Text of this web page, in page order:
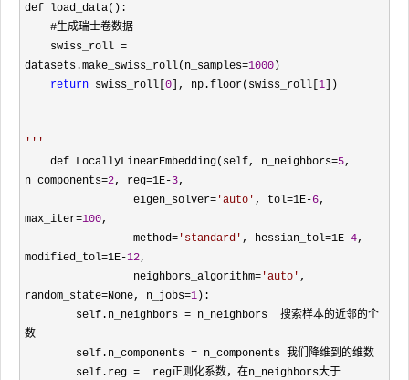
def load_data():
    swiss_roll
=
datasets.make_swiss_roll(n_samples=1000 )
return swiss_roll[ 0 ], np.floor(swiss_roll[ 1 ])
    def LocallyLinearEmbedding(self, n_neighbors=
5,
n_components=2, reg=1E-3,
                 eigen_solver
= 'auto ' , tol=1E-6,
max_iter=100,
                 method
= ' standard ' , hessian_tol=1E-4,
modified_tol=1E-12,
                 neighbors_algorithm
= 'auto ' ,
random_state=None, n_jobs=1 ):
        self.n_neighbors
= n_neighbors  搜索样本的近邻的个
数
        self.n_components
= n_components 我们降维到的维数
        self.reg
=  reg正则化系数，在n_neighbors大于